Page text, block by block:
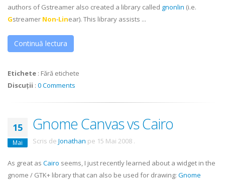
authors ofGstreamer also created a library called gnonlin (i.e.
Gstreamer Non-Linear). This library assists ...
Continuă lectura
Etichete : Fără etichete
Discuții : 0 Comments
15
Mai
Gnome Canvas vs Cairo
Scris de Jonathan pe 15 Mai 2008 .
As great as Cairo seems, I just recently learned about a widget in the
gnome / GTK+ library that can also be used for drawing: Gnome